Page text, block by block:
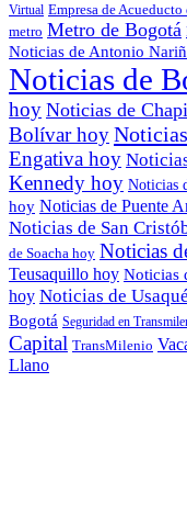
Virtual Empresa de
metro Metro de Bogotá
Noticias de Antonio
Noticias de
hoy Noticias de
Bolívar hoy
Engativa hoy
Kennedy hoy Noticias
hoy Noticias de Puente
Noticias de San
de Soacha hoy Noticias
Teusaquillo hoy Noticias
hoy Noticias de
Bogotá Seguridad en
Capital TransMilenio
Llano